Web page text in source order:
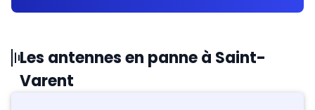
Les antennes en panne à Saint-
Varent